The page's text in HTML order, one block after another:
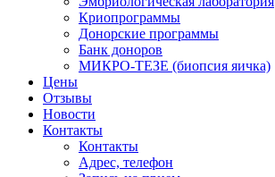
Криопрограммы
Донорские программы
Банк доноров
МИКРО-ТЕЗЕ (биопсия яичка)
Цены
Отзывы
Новости
Контакты
Контакты
Адрес, телефон